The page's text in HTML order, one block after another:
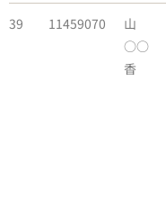
39 11459070
山
○○
香